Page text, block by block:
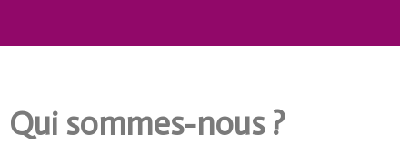
Qui sommes-nous ?